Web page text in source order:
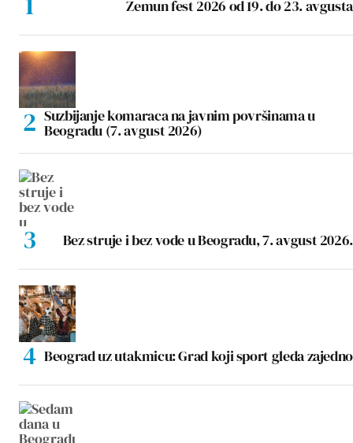
Zemun fest 2026 od 19. do 23. avgusta
Suzbijanje komaraca na javnim površinama u
Beogradu (7. avgust 2026)
Bez struje i bez vode u Beogradu, 7. avgust 2026.
Beograd uz utakmicu: Grad koji sport gleda zajedno